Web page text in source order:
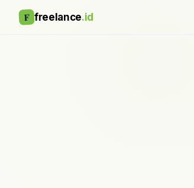
F freelance.id